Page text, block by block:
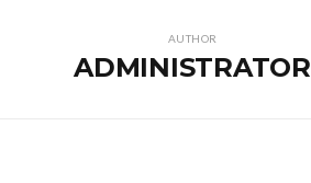
AUTHOR
ADMINISTRATOR